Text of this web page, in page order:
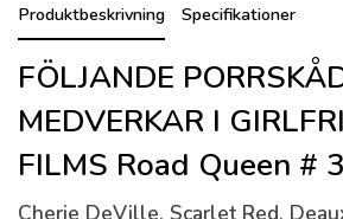
Produktbeskrivning Specifikationer
FÖLJANDE
MEDVERKAR I
FILMS Road Queen #